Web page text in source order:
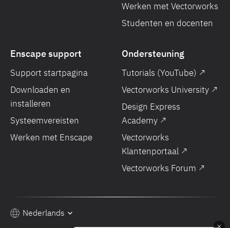
Werken met Vectorworks
Studenten en docenten
Enscape support
Support startpagina
Downloaden en
installeren
Systeemvereisten
Werken met Enscape
Ondersteuning
Tutorials (YouTube) ↗
Vectorworks University ↗
Design Express
Academy ↗
Vectorworks
Klantenportaal ↗
Vectorworks Forum ↗
Nederlands